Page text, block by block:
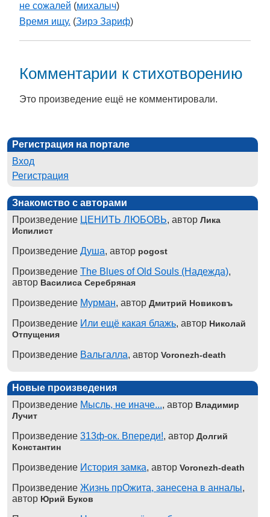
не сожалей (михалыч)
Время ищу. (Зирэ Зариф)
Комментарии к стихотворению
Это произведение ещё не комментировали.
Регистрация на портале
Вход
Регистрация
Знакомство с авторами
Произведение ЦЕНИТЬ ЛЮБОВЬ, автор Лика
Испилист
Произведение Душа, автор pogost
Произведение The Blues of Old Souls (Надежда),
автор Василиса Серебряная
Произведение Мурман, автор Дмитрий Новиковъ
Произведение Или ещё какая блажь, автор Николай
Отпущения
Произведение Вальгалла, автор Voronezh-death
Новые произведения
Произведение Мысль, не иначе..., автор Владимир
Лучит
Произведение 313ф-ок. Впереди!, автор Долгий
Константин
Произведение История замка, автор Voronezh-death
Произведение Жизнь прОжита, занесена в анналы,
автор Юрий Буков